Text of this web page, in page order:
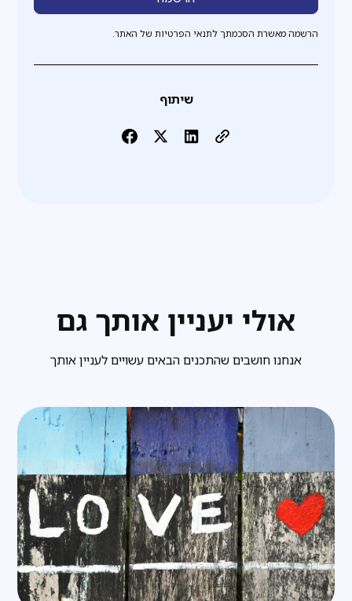
הרשמה מאשרת הסכמתך לתנאי הפרטיות של האתר.
שיתוף
אולי יעניין אותך גם
אנחנו חושבים שהתכנים הבאים עשויים לעניין אותך